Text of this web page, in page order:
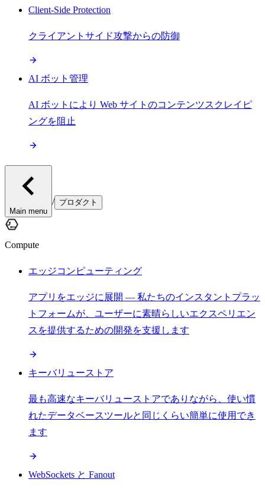
Client-Side Protection
クライアントサイド攻撃からの防御
AI ボット管理
AI ボットにより Web サイトのコンテンツスクレイピ
ングを阻止
Main menu
/ プロダクト
Compute
エッジコンピューティング
アプリをエッジに展開 — 私たちのインスタントプラッ
トフォームが、ユーザーに素晴らしいエクスペリエン
スを提供するための開発を支援します
キーバリューストア
最も高速なキーバリューストアでありながら、使い慣
れたデータベースツールと同じくらい簡単に使用でき
ます
WebSockets と Fanout